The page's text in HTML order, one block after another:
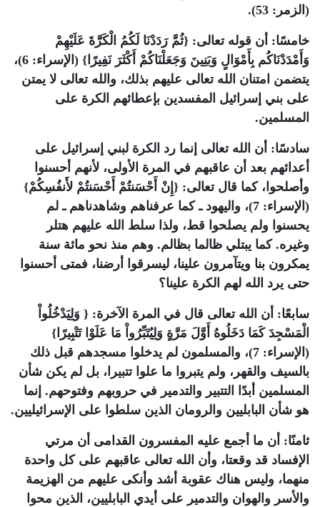
(الزمر: 53).
خامسًا: أن قوله تعالى: {ثُمَّ رَدَدْنَا لَكُمُ الْكَرَّةَ عَلَيْهِمْ
وَأَمْدَدْنَاكُم بِأَمْوَالٍ وَبَنِينَ وَجَعَلْنَاكُمْ أَكْثَرَ نَفِيرًا} (الإسراء: 6)،
يتضمن امتنان الله تعالى عليهم بذلك، والله تعالى لا يمتن
على بني إسرائيل المفسدين بإعطائهم الكرة على
المسلمين.
سادسًا: أن الله تعالى إنما رد الكرة لبني إسرائيل على
أعدائهم بعد أن عاقبهم في المرة الأولى، لأنهم أحسنوا
وأصلحوا، كما قال تعالى: {إِنْ أَحْسَنتُمْ أَحْسَنتُمْ لأَنفُسِكُمْ}
(الإسراء: 7)، واليهود ـ كما عرفناهم وشاهدناهم ـ لم
يحسنوا ولم يصلحوا قط، ولذا سلط الله عليهم هتلر
وغيره. كما يبتلي ظالما بظالم. وهم منذ نحو مائة سنة
يمكرون بنا ويتآمرون علينا، ليسرقوا أرضنا، فمتى أحسنوا
حتى يرد الله لهم الكرة علينا؟
سابعًا: أن الله تعالى قال في المرة الآخرة: { وَلِيَدْخُلُواْ
الْمَسْجِدَ كَمَا دَخَلُوهُ أَوَّلَ مَرَّةٍ وَلِيُتَبِّرُواْ مَا عَلَوْا تَتْبِيرًا}
(الإسراء: 7)، والمسلمون لم يدخلوا مسجدهم قبل ذلك
بالسيف والقهر، ولم يتبروا ما علوا تتبيرا، بل لم يكن شأن
المسلمين أبدًا التتبير والتدمير في حروبهم وفتوحهم. إنما
هو شأن البابليين والرومان الذين سلطوا على الإسرائيليين.
ثامنًا: أن ما أجمع عليه المفسرون القدامى أن مرتي
الإفساد قد وقعتا، وأن الله تعالى عاقبهم على كل واحدة
منهما، وليس هناك عقوبة أشد وأنكى عليهم من الهزيمة
والأسر والهوان والتدمير على أيدي البابليين، الذين محوا